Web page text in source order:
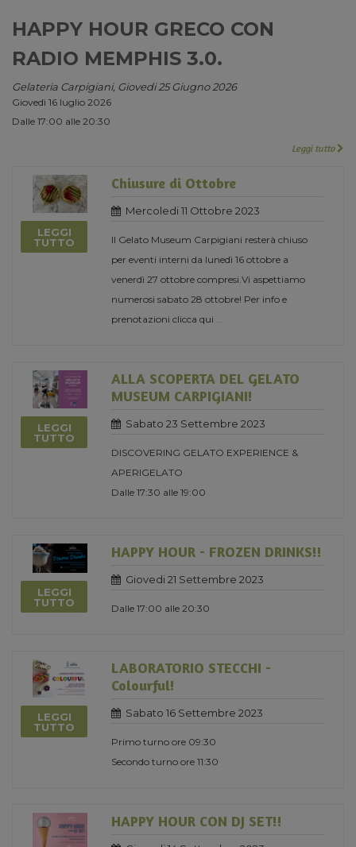
HAPPY HOUR GRECO CON
RADIO MEMPHIS 3.0.
Gelateria Carpigiani, Giovedi 25 Giugno 2026
Giovedì 16 luglio 2026
Dalle 17:00 alle 20:30
Leggi tutto
LEGGI
TUTTO
Chiusure di Ottobre
Mercoledi 11 Ottobre 2023
Il Gelato Museum Carpigiani resterà chiuso
per eventi interni da lunedì 16 ottobre a
venerdì 27 ottobre compresi.Vi aspettiamo
numerosi sabato 28 ottobre! Per info e
prenotazioni clicca qui
LEGGI
TUTTO
ALLA SCOPERTA DEL GELATO
MUSEUM CARPIGIANI!
Sabato 23 Settembre 2023
DISCOVERING GELATO EXPERIENCE &
APERIGELATO
Dalle 17:30 alle 19:00
LEGGI
TUTTO
HAPPY HOUR - FROZEN DRINKS!!
Giovedi 21 Settembre 2023
Dalle 17:00 alle 20:30
LEGGI
TUTTO
LABORATORIO STECCHI -
Colourful!
Sabato 16 Settembre 2023
Primo turno ore 09:30
Secondo turno ore 11:30
HAPPY HOUR CON DJ SET!!